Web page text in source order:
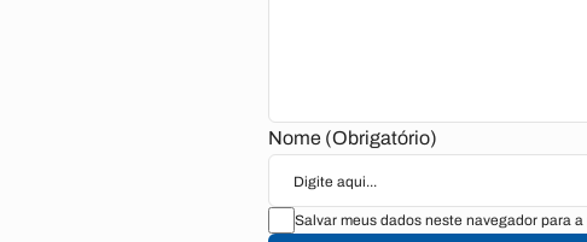
Nome (Obrigatório)
Salvar meus dados neste navegador para